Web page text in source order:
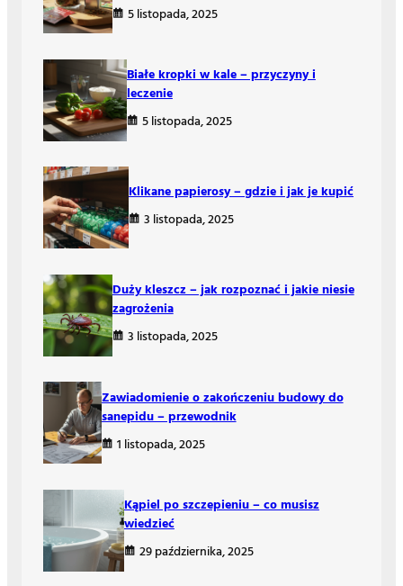
5 listopada, 2025
Białe kropki w kale – przyczyny i
leczenie
5 listopada, 2025
Klikane papierosy – gdzie i jak je kupić
3 listopada, 2025
Duży kleszcz – jak rozpoznać i jakie niesie
zagrożenia
3 listopada, 2025
Zawiadomienie o zakończeniu budowy do
sanepidu – przewodnik
1 listopada, 2025
Kąpiel po szczepieniu – co musisz
wiedzieć
29 października, 2025